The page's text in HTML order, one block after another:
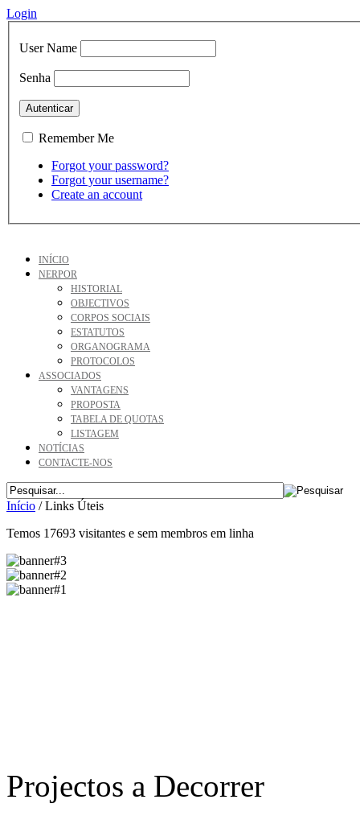
Login
User Name
Senha
Remember Me
Forgot your password?
Forgot your username?
Create an account
INÍCIO
NERPOR
HISTORIAL
OBJECTIVOS
CORPOS SOCIAIS
ESTATUTOS
ORGANOGRAMA
PROTOCOLOS
ASSOCIADOS
VANTAGENS
PROPOSTA
TABELA DE QUOTAS
LISTAGEM
NOTÍCIAS
CONTACTE-NOS
Início /Links Úteis
Temos 17693 visitantes e sem membros em linha
Projectos a Decorrer